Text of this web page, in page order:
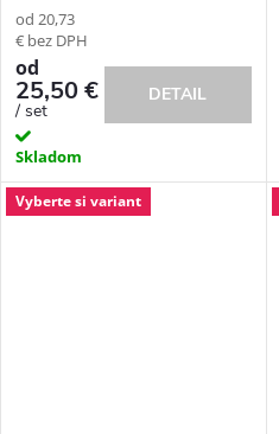
od 20,73
€ bez DPH
od
25,50 €
/ set
Skladom
DETAIL
Vyberte si variant